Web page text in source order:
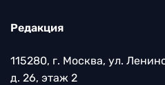
Редакция
115280, г. Москва, ул.
д. 26, этаж 2